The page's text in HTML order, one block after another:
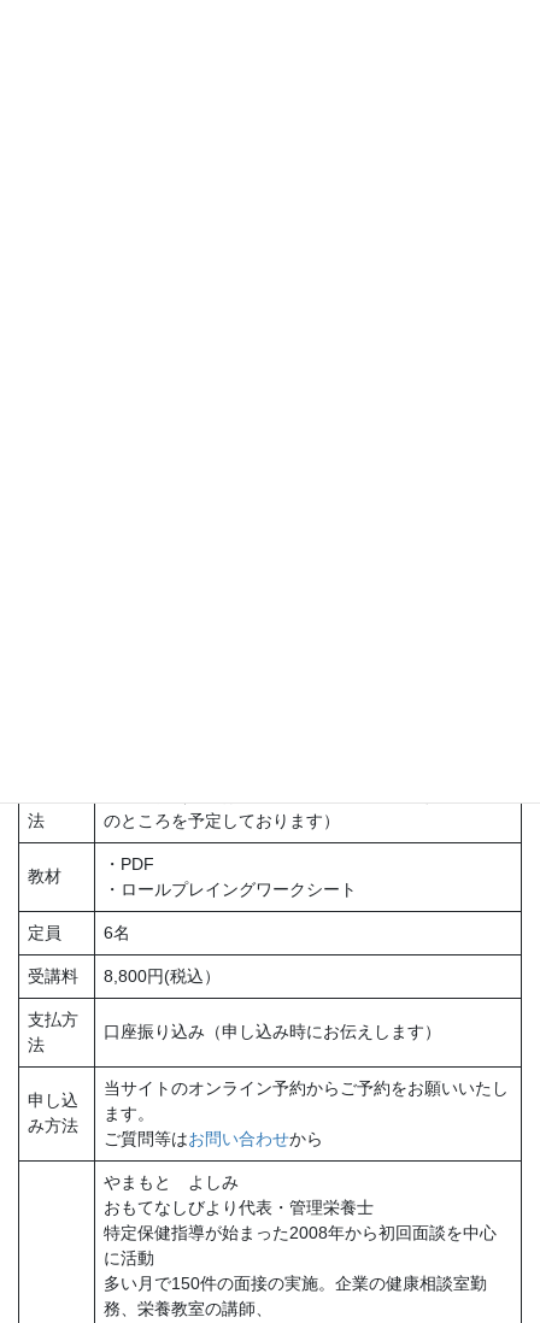
法
のところを予定しております）
教材
・PDF
・ロールプレイングワークシート
定員 6名
受講料 8,800円(税込）
支払方
法
口座振り込み（申し込み時にお伝えします）
申し込
み方法
当サイトのオンライン予約からご予約をお願いいたし
ます。
ご質問等はお問い合わせから
やまもと よしみ
おもてなしびより代表・管理栄養士
特定保健指導が始まった2008年から初回面談を中心
に活動
多い月で150件の面接の実施。企業の健康相談室勤
務、栄養教室の講師、